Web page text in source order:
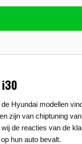
Hyundai modellen
zijn van chiptuning
de reacties van de
hun auto bevalt.